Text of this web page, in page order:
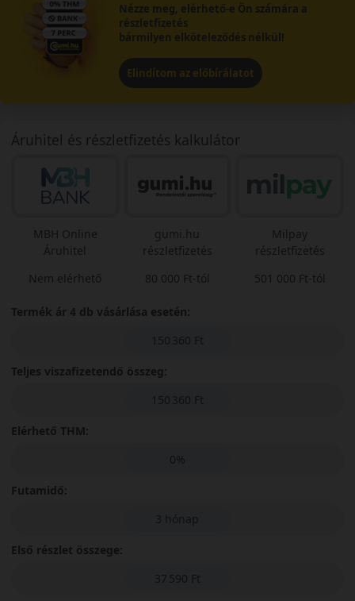
Nézze meg, elérhető-e Ön számára a
részletfizetés
bármilyen elköteleződés nélkül!
Elindítom az előbírálatot
Áruhitel és részletfizetés kalkulátor
MBH Online
Áruhitel
Nem elérhető
gumi.hu
részletfizetés
80 000 Ft-tól
Milpay
részletfizetés
501 000 Ft-tól
Termék ár 4 db vásárlása esetén:
150 360 Ft
Teljes viszafizetendő összeg:
150 360 Ft
Elérhető THM:
0%
Futamidő:
3 hónap
Első részlet összege:
37 590 Ft